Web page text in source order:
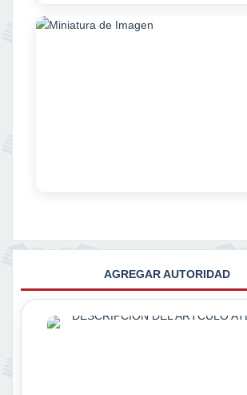
AGREGAR AUTORIDAD